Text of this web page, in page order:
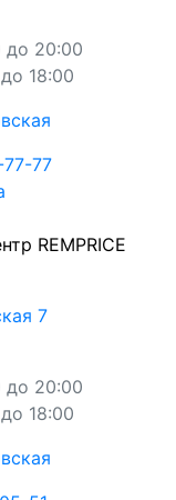
до 20:00
18:00
77
REMPRICE
7
до 20:00
18:00